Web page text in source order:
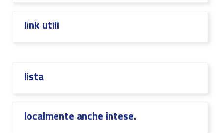
link utili
lista
localmente anche intese.